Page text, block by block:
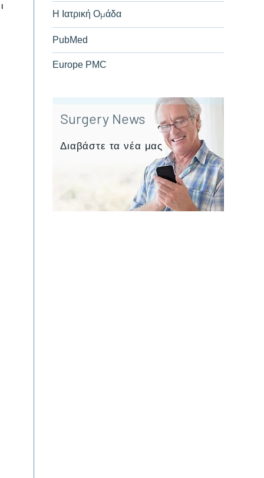
Η Ιατρική Ομάδα
PubMed
Europe PMC
Surgery News
Διαβάστε τα νέα μας